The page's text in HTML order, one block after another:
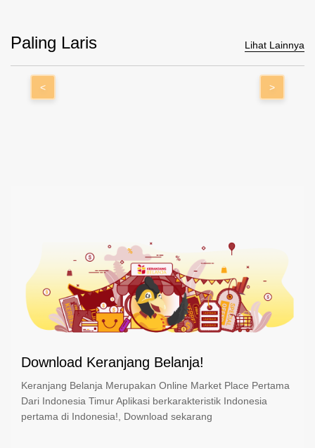
Paling Laris Lihat Lainnya
< >
Download Keranjang Belanja!
Keranjang Belanja Merupakan Online Market Place Pertama
Dari Indonesia Timur Aplikasi berkarakteristik Indonesia
pertama di Indonesia!, Download sekarang